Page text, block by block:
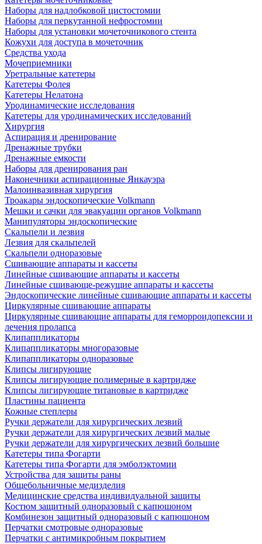
Наборы для надлобковой цистостомии
Наборы для перкутанной нефростомии
Наборы для установки мочеточникового стента
Кожухи для доступа в мочеточник
Средства ухода
Мочеприемники
Уретральные катетеры
Катетеры Фолея
Катетеры Нелатона
Уродинамические исследования
Катетеры для уродинамических исследований
Хирургия
Аспирация и дренирование
Дренажные трубки
Дренажные емкости
Наборы для дренирования ран
Наконечники аспирационные Янкауэра
Малоинвазивная хирургия
Троакары эндоскопические Volkmann
Мешки и сачки для эвакуации органов Volkmann
Манипуляторы эндоскопические
Скальпели и лезвия
Лезвия для скальпелей
Скальпели одноразовые
Сшивающие аппараты и кассеты
Линейные сшивающие аппараты и кассеты
Линейные сшивающе-режущие аппараты и кассеты
Эндоскопические линейные сшивающие аппараты и кассеты
Циркулярные сшивающие аппараты
Циркулярные сшивающие аппараты для геморроидопексии и
лечения пролапса
Клипаппликаторы
Клипаппликаторы многоразовые
Клипаппликаторы одноразовые
Клипсы лигирующие
Клипсы лигирующие полимерные в картридже
Клипсы лигирующие титановые в картридже
Пластины пациента
Кожные степлеры
Ручки держатели для хирургических лезвий
Ручки держатели для хирургических лезвий малые
Ручки держатели для хирургических лезвий большие
Катетеры типа Фогарти
Катетеры типа Фогарти для эмболэктомии
Устройства для защиты раны
Общебольничные медизделия
Медицинские средства индивидуальной защиты
Костюм защитный одноразовый с капюшоном
Комбинезон защитный одноразовый с капюшоном
Перчатки смотровые одноразовые
Перчатки с антимикробным покрытием